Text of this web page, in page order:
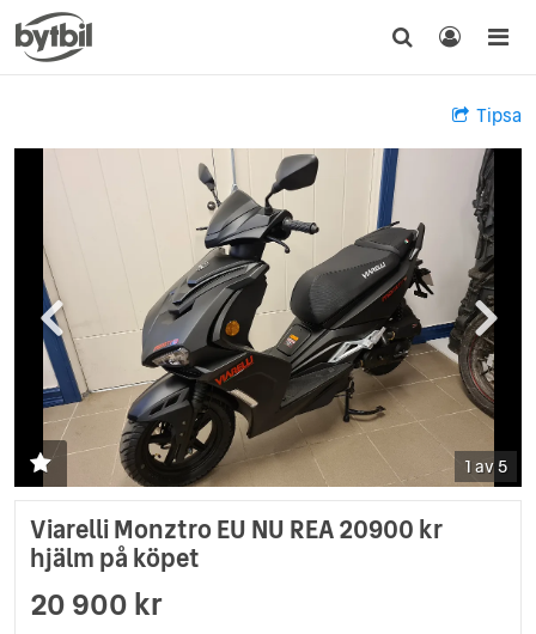
Tipsa
1 av 5
Viarelli Monztro EU NU REA 20900 kr
hjälm på köpet
20 900 kr